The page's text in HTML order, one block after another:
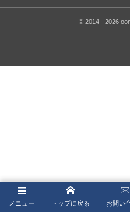
© 2014 - 2026
メニュー
MAURICE LACROIX
ZENITH トップに戻る お問い